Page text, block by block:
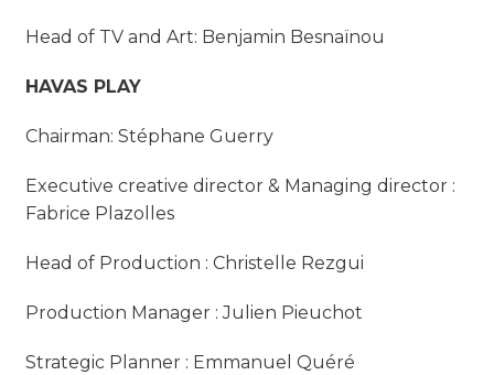
Head of TV and Art: Benjamin Besnaïnou
HAVAS PLAY
Chairman: Stéphane Guerry
Executive creative director & Managing director :
Fabrice Plazolles
Head of Production : Christelle Rezgui
Production Manager : Julien Pieuchot
Strategic Planner : Emmanuel Quéré